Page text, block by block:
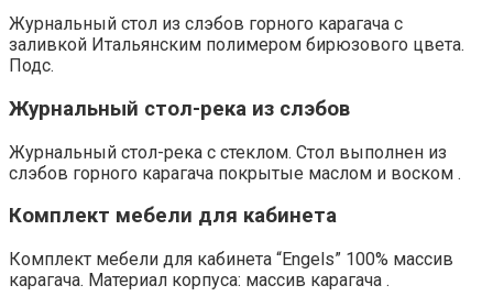
Журнальный стол из слэбов горного карагача с
заливкой Итальянским полимером бирюзового цвета.
Подс.
Журнальный стол-река из слэбов
Журнальный стол-река с стеклом. Стол выполнен из
слэбов горного карагача покрытые маслом и воском .
Комплект мебели для кабинета
Комплект мебели для кабинета “Engels” 100% массив
карагача. Материал корпуса: массив карагача .